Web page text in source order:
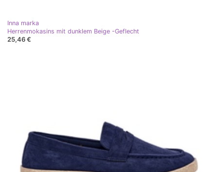
Inna marka
Herrenmokasins mit dunklem Beige -Geflecht
25,46 €